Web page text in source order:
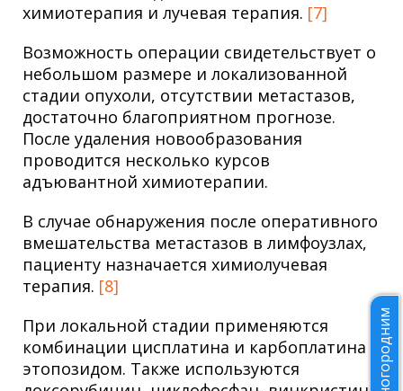
химиотерапия и лучевая терапия. [7]
Возможность операции свидетельствует о
небольшом размере и локализованной
стадии опухоли, отсутствии метастазов,
достаточно благоприятном прогнозе.
После удаления новообразования
проводится несколько курсов
адъювантной химиотерапии.
В случае обнаружения после оперативного
вмешательства метастазов в лимфоузлах,
пациенту назначается химиолучевая
терапия. [8]
При локальной стадии применяются
комбинации цисплатина и карбоплатина с
этопозидом. Также используются
Иногородним